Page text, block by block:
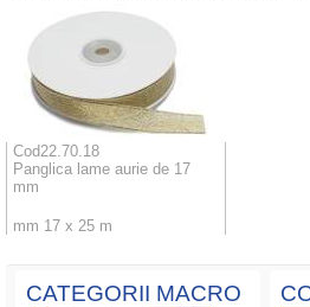
Cod22.70.18
Panglica lame aurie de 17
mm
mm 17 x 25 m
CATEGORII MACRO